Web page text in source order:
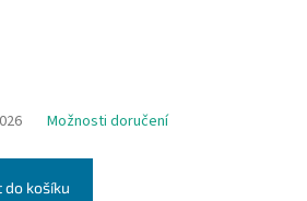
Možnosti doručení
do košíku